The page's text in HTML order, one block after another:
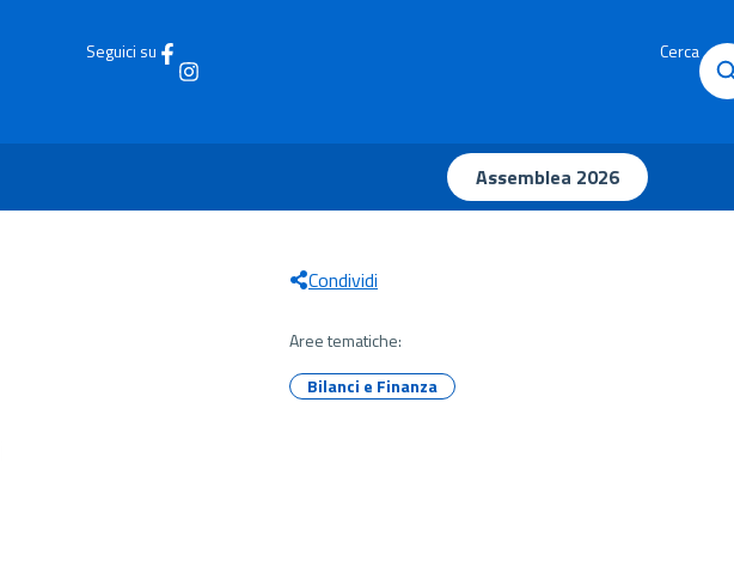
Seguici su Cerca
Assemblea 2026
Condividi
Aree tematiche:
Bilanci e Finanza